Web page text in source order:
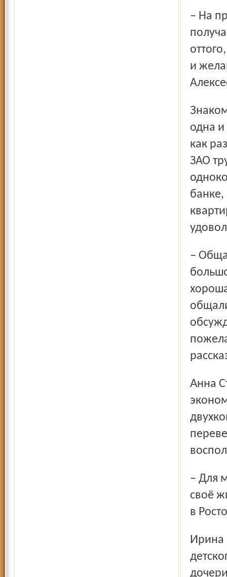
– На предприятии сложилась хорошая команда, у которой
и
Знакомимся и с самими новосёлами. Наталья Павлова –
одна и
как
ЗАО
– Общая площадь квартиры 68 квадратных метров,
Анна Степанова тоже работает на «Атрусе». Она
– Для молодых семей это самый верный шанс приобрести
своё
в
Ирина Михайловна Михеичева, заместитель директора